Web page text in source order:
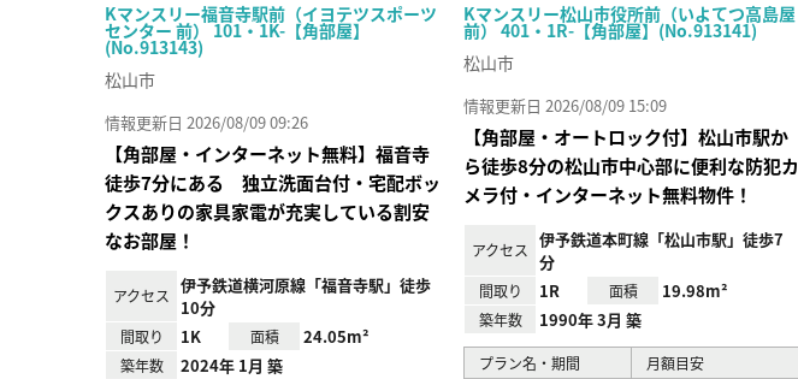
Kマンスリー福音寺駅前（イヨテツスポーツ
センター 前） 101・1K-【角部屋】
(No.913143)
松山市
情報更新日 2026/08/09 09:26
【角部屋・インターネット無料】福音寺
徒歩7分にある 独立洗面台付・宅配ボッ
クスありの家具家電が充実している割安
なお部屋！
アクセス
伊予鉄道横河原線「福音寺駅」徒歩
10分
間取り 1K 面積 24.05m²
築年数 2024年 1月 築
Kマンスリー松山市役所前（いよてつ高島屋
前） 401・1R-【角部屋】(No.913141)
松山市
情報更新日 2026/08/09 15:09
【角部屋・オートロック付】松山市駅か
ら徒歩8分の松山市中心部に便利な防犯カ
メラ付・インターネット無料物件！
アクセス
伊予鉄道本町線「松山市駅」徒歩7
分
間取り 1R 面積 19.98m²
築年数 1990年 3月 築
プラン名・期間 月額目安